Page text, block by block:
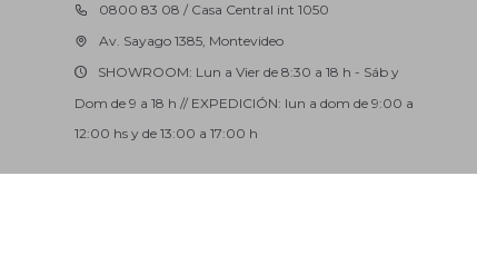
0800 83 08 / Casa Central int 1050
Av. Sayago 1385, Montevideo
SHOWROOM: Lun a Vier de 8:30 a 18 h - Sáb y
Dom de 9 a 18 h // EXPEDICIÓN: lun a dom de 9:00 a
12:00 hs y de 13:00 a 17:00 h